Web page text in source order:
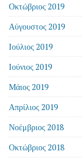
Οκτώβριος 2019
Αύγουστος 2019
Ιούλιος 2019
Ιούνιος 2019
Μάιος 2019
Απρίλιος 2019
Νοέμβριος 2018
Οκτώβριος 2018